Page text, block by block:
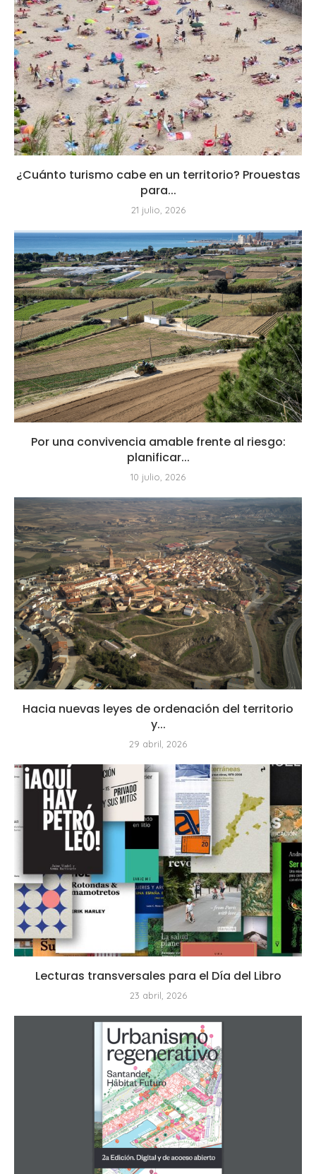
¿Cuánto turismo cabe en un territorio? Prouestas
para...
21 julio, 2026
Por una convivencia amable frente al riesgo:
planificar...
10 julio, 2026
Hacia nuevas leyes de ordenación del territorio
y...
29 abril, 2026
Lecturas transversales para el Día del Libro
23 abril, 2026